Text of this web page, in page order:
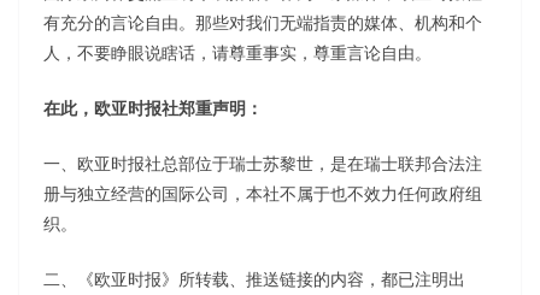
有充分的言论自由。那些对我们无端指责的媒体、机构和个
人，不要睁眼说瞎话，请尊重事实，尊重言论自由。
在此，欧亚时报社郑重声明：
一、欧亚时报社总部位于瑞士苏黎世，是在瑞士联邦合法注
册与独立经营的国际公司，本社不属于也不效力任何政府组
织。
二、《欧亚时报》所转载、推送链接的内容，都已注明出